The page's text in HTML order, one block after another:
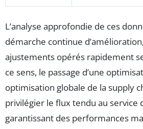
L’analyse approfondie de ces
démarche continue
ajustements opérés rapidement
ce sens, le passage d’une
optimisation globale de la supply
privilégier le flux tendu au service
garantissant des performances